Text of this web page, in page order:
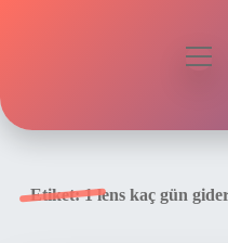
Etiket:1 lens kaç gün